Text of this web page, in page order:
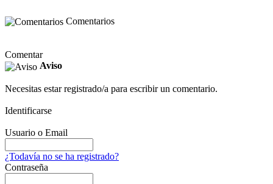
Comentarios
Comentar
Aviso
Necesitas estar registrado/a para escribir un comentario.
Identificarse
Usuario o Email
¿Todavía no se ha registrado?
Contraseña